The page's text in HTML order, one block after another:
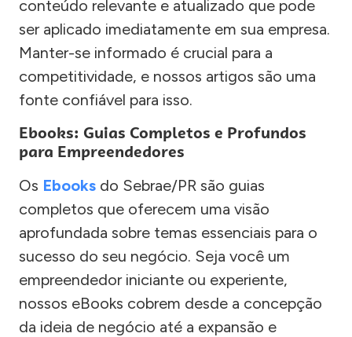
conteúdo relevante e atualizado que pode
ser aplicado imediatamente em sua empresa.
Manter-se informado é crucial para a
competitividade, e nossos artigos são uma
fonte confiável para isso.
Ebooks: Guias Completos e Profundos
para Empreendedores
Os Ebooks do Sebrae/PR são guias
completos que oferecem uma visão
aprofundada sobre temas essenciais para o
sucesso do seu negócio. Seja você um
empreendedor iniciante ou experiente,
nossos eBooks cobrem desde a concepção
da ideia de negócio até a expansão e